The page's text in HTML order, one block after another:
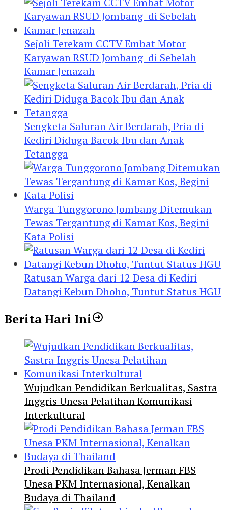
Sejoli Terekam CCTV Embat Motor
Karyawan RSUD Jombang di Sebelah
Kamar Jenazah
Sengketa Saluran Air Berdarah, Pria di
Kediri Diduga Bacok Ibu dan Anak
Tetangga
Warga Tunggorono Jombang Ditemukan
Tewas Tergantung di Kamar Kos, Begini
Kata Polisi
Ratusan Warga dari 12 Desa di Kediri
Datangi Kebun Dhoho, Tuntut Status HGU
Berita Hari Ini
Wujudkan Pendidikan Berkualitas, Sastra
Inggris Unesa Pelatihan Komunikasi
Interkultural
Prodi Pendidikan Bahasa Jerman FBS
Unesa PKM Internasional, Kenalkan
Budaya di Thailand